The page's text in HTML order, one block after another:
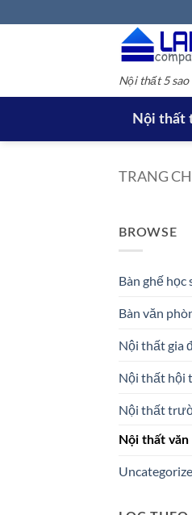
qua
Nội thất 5 sao
Nội thất
TRANG
BROWSE
Bàn ghế học
Bàn văn
Nội thất gia
Nội thất hội
Nội thất
Nội thất văn